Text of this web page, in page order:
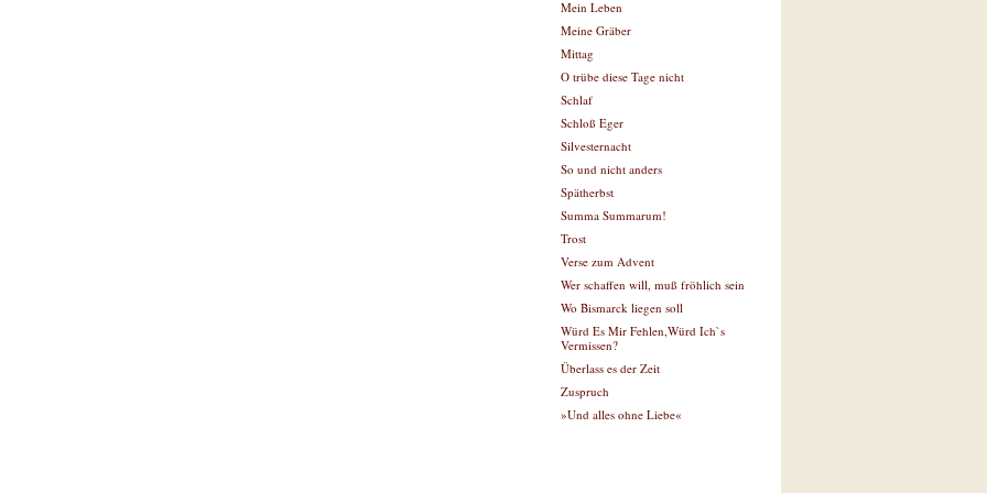
Mein Leben
Meine Gräber
Mittag
O trübe diese Tage nicht
Schlaf
Schloß Eger
Silvesternacht
So und nicht anders
Spätherbst
Summa Summarum!
Trost
Verse zum Advent
Wer schaffen will, muß fröhlich sein
Wo Bismarck liegen soll
Würd Es Mir Fehlen,Würd Ich`s
Vermissen?
Überlass es der Zeit
Zuspruch
»Und alles ohne Liebe«